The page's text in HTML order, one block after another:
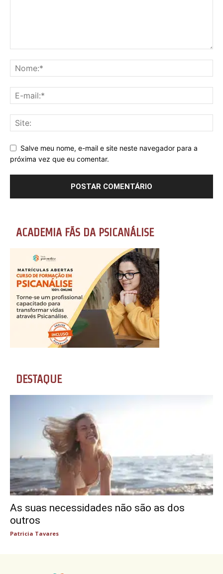
Salve meu nome, e-mail e site neste navegador para a
próxima vez que eu comentar.
ACADEMIA FÃS DA PSICANÁLISE
DESTAQUE
As suas necessidades não são as dos
outros
Patricia Tavares